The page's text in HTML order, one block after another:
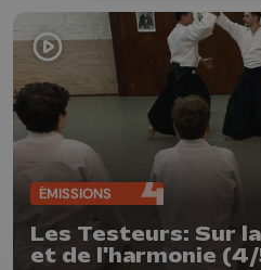
ÉMISSIONS
Les Testeurs: Sur
et de l'harmonie